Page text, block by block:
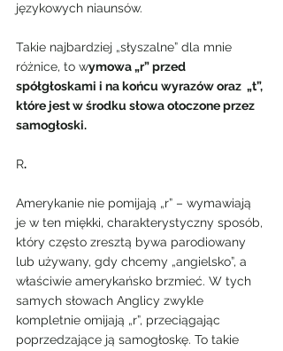
językowych niaunsów.
Takie najbardziej „słyszalne” dla mnie
różnice, to wymowa „r” przed
spółgłoskami i na końcu wyrazów oraz  „t”,
które jest w środku słowa otoczone przez
samogłoski.
R.
Amerykanie nie pomijają „r” – wymawiają
je w ten miękki, charakterystyczny sposób,
który często zresztą bywa parodiowany
lub używany, gdy chcemy „angielsko”, a
właściwie amerykańsko brzmieć. W tych
samych słowach Anglicy zwykle
kompletnie omijają „r”, przeciągając
poprzedzające ją samogłoskę. To takie